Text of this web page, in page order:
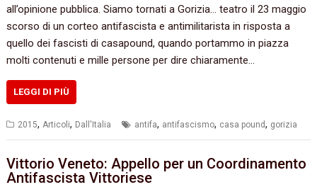
all’opinione pubblica. Siamo tornati a Gorizia‭…‬ teatro il‭ ‬23‭ ‬maggio
scorso di un corteo antifascista e antimilitarista in risposta a
quello dei fascisti di casapound,‭ ‬quando portammo in piazza
molti contenuti e mille persone per dire chiaramente…
LEGGI DI PIÙ
2015,Articoli, Dall'Italia antifa, antifascismo, casa pound, gorizia
Vittorio Veneto: Appello‭ ‬per un‭ ‬Coordinamento
Antifascista Vittoriese